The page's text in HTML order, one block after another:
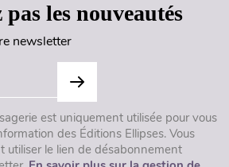
les nouveautés
newsletter
est uniquement utilisée pour vous
des Éditions Ellipses. Vous
utiliser le lien de désabonnement